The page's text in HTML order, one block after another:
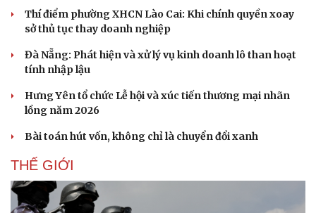
Thể thao
Lịch thi đấu bóng đá
Thế giới thể thao
Hậu trường
Xe máy
Thí điểm phường XHCN Lào Cai: Khi chính quyền xoay
sở thủ tục thay doanh nghiệp
Đà Nẵng: Phát hiện và xử lý vụ kinh doanh lô than hoạt
tính nhập lậu
Hưng Yên tổ chức Lễ hội và xúc tiến thương mại nhãn
lồng năm 2026
Bài toán hút vốn, không chỉ là chuyển đổi xanh
THẾ GIỚI